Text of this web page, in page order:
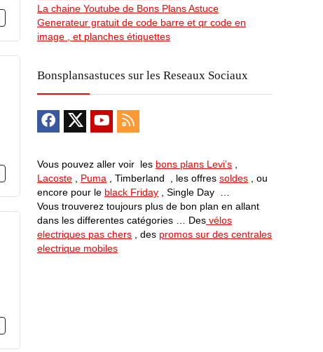
La chaine Youtube de Bons Plans Astuce
Generateur gratuit de code barre et qr code en
image , et planches étiquettes
Bonsplansastuces sur les Reseaux Sociaux
Vous pouvez aller voir les bons plans Levi’s
Lacoste
Puma , Timberland , les offres soldes , ou
encore pour le black Friday , Single Day …
Vous trouverez toujours plus de bon plan en allant
dans les differentes catégories … Des vélos
electriques pas chers , des promos sur des centrales
electrique mobiles